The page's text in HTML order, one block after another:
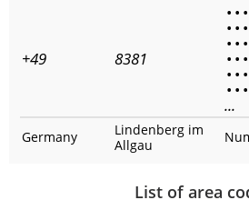
+49 8381
• • •
• • •
• • •
• • •
• • •
• • •
...
Germany
Lindenberg im
Allgau
List of area